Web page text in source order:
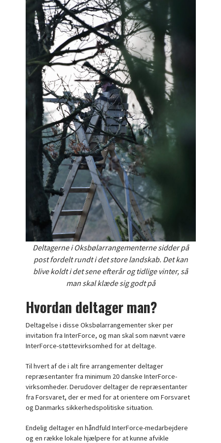
Deltagerne i Oksbølarrangementerne sidder på
post fordelt rundt i det store landskab. Det kan
blive koldt i det sene efterår og tidlige vinter, så
man skal klæde sig godt på
Hvordan deltager man?
Deltagelse i disse Oksbølarrangementer sker per
invitation fra InterForce, og man skal som nævnt være
InterForce-støttevirksomhed for at deltage.
Til hvert af de i alt fire arrangementer deltager
repræsentanter fra minimum 20 danske InterForce-
virksomheder. Derudover deltager de repræsentanter
fra Forsvaret, der er med for at orientere om Forsvaret
og Danmarks sikkerhedspolitiske situation.
Endelig deltager en håndfuld InterForce-medarbejdere
og en række lokale hjælpere for at kunne afvikle